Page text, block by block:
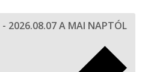
- 2026.08.07A MAI NAPTÓL